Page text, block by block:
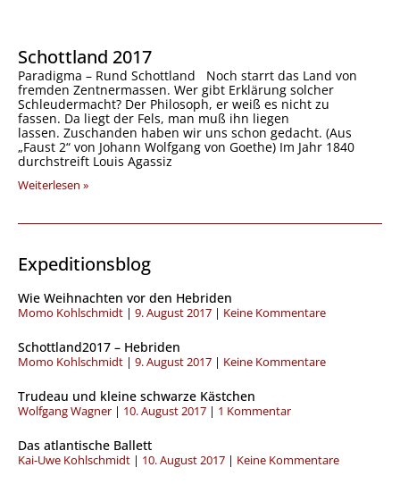
Schottland 2017
Paradigma – Rund Schottland Noch starrt das Land von
fremden Zentnermassen. Wer gibt Erklärung solcher
Schleudermacht? Der Philosoph, er weiß es nicht zu
fassen. Da liegt der Fels, man muß ihn liegen
lassen. Zuschanden haben wir uns schon gedacht. (Aus
„Faust 2“ von Johann Wolfgang von Goethe) Im Jahr 1840
durchstreift Louis Agassiz
Weiterlesen »
Expeditionsblog
Wie Weihnachten vor den Hebriden
Momo Kohlschmidt 9. August 2017 Keine Kommentare
Schottland2017 – Hebriden
Momo Kohlschmidt 9. August 2017 Keine Kommentare
Trudeau und kleine schwarze Kästchen
Wolfgang Wagner 10. August 2017 1 Kommentar
Das atlantische Ballett
Kai-Uwe Kohlschmidt 10. August 2017 Keine Kommentare
S
e
e
S
e
e
S
e
S
e
i
e
e
e